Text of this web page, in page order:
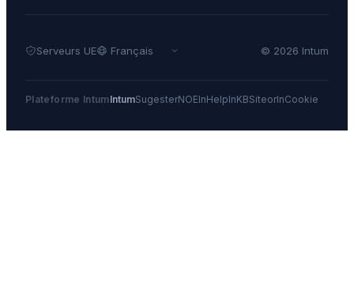
Serveurs UE © 2026 Intum
Plateforme IntumIntumSugesterNOEInHelpInKBSiteorInCookie